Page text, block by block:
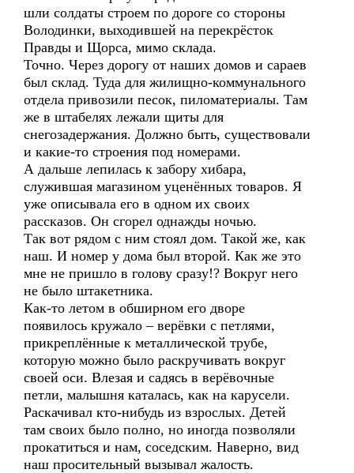
шли солдаты строем по дороге со стороны
Володинки, выходившей на перекрёсток
Правды и Щорса, мимо склада.
Точно. Через дорогу от наших домов и сараев
был склад. Туда для жилищно-коммунального
отдела привозили песок, пиломатериалы. Там
же в штабелях лежали щиты для
снегозадержания. Должно быть, существовали
и какие-то строения под номерами.
А дальше лепилась к забору хибара,
служившая магазином уценённых товаров. Я
уже описывала его в одном их своих
рассказов. Он сгорел однажды ночью.
Так вот рядом с ним стоял дом. Такой же, как
наш. И номер у дома был второй. Как же это
мне не пришло в голову сразу!? Вокруг него
не было штакетника.
Как-то летом в обширном его дворе
появилось кружало – верёвки с петлями,
прикреплённые к металлической трубе,
которую можно было раскручивать вокруг
своей оси. Влезая и садясь в верёвочные
петли, малышня каталась, как на карусели.
Раскачивал кто-нибудь из взрослых. Детей
там своих было полно, но иногда позволяли
прокатиться и нам, соседским. Наверно, вид
наш просительный вызывал жалость.